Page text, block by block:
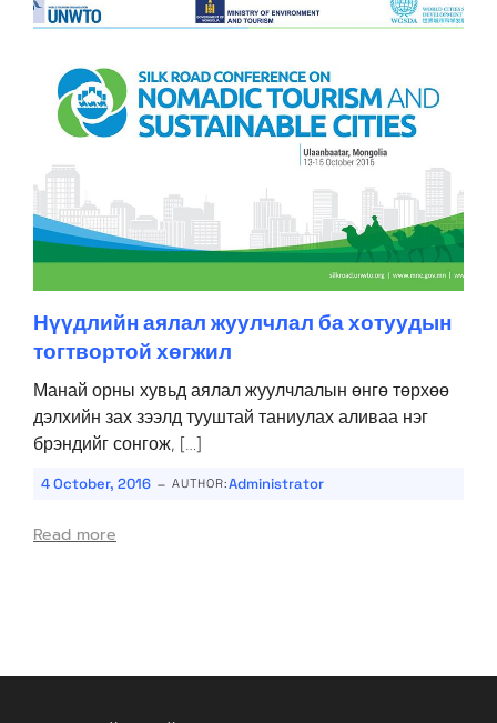
Нүүдлийн аялал жуулчлал ба хотуудын
тогтвортой хөгжил
Манай орны хувьд аялал жуулчлалын өнгө төрхөө
дэлхийн зах зээлд тууштай таниулах аливаа нэг
брэндийг сонгож, […]
4 October, 2016 - AUTHOR:Administrator
Read more